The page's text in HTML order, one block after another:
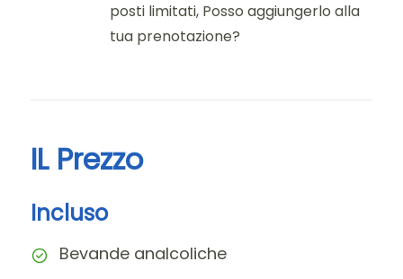
posti limitati, Posso aggiungerlo alla
tua prenotazione?
IL Prezzo
Incluso
Bevande analcoliche